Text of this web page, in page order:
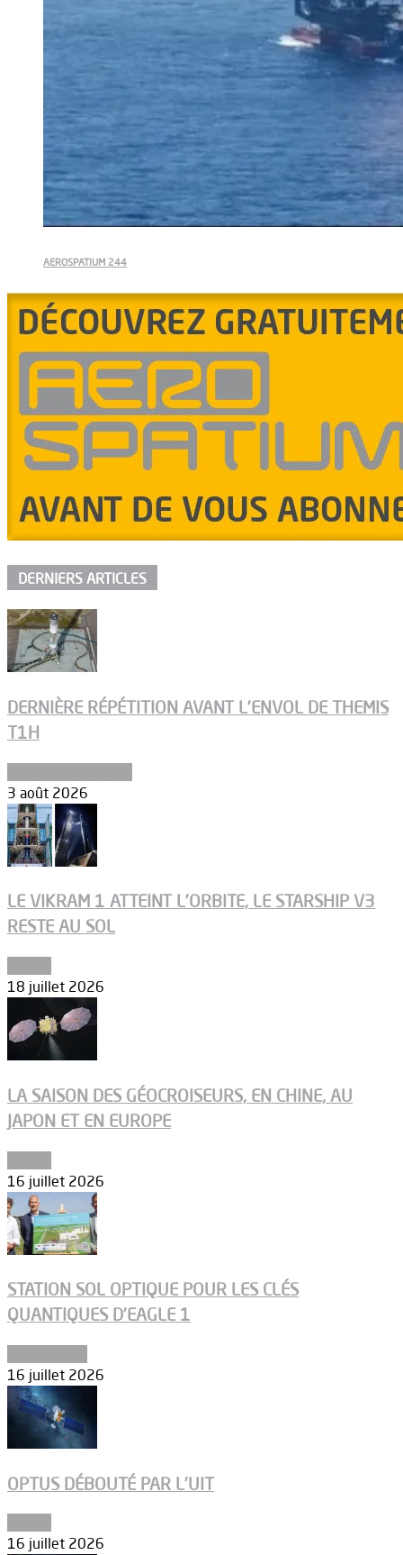
AEROSPATIUM 244
DERNIERS ARTICLES
DERNIÈRE RÉPÉTITION AVANT L’ENVOL DE THEMIS
T1H
3 août 2026
LE VIKRAM 1 ATTEINT L’ORBITE, LE STARSHIP V3
RESTE AU SOL
18 juillet 2026
LA SAISON DES GÉOCROISEURS, EN CHINE, AU
JAPON ET EN EUROPE
16 juillet 2026
STATION SOL OPTIQUE POUR LES CLÉS
QUANTIQUES D’EAGLE 1
16 juillet 2026
OPTUS DÉBOUTÉ PAR L’UIT
16 juillet 2026